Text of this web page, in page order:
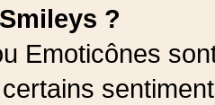
?
Emoticônes